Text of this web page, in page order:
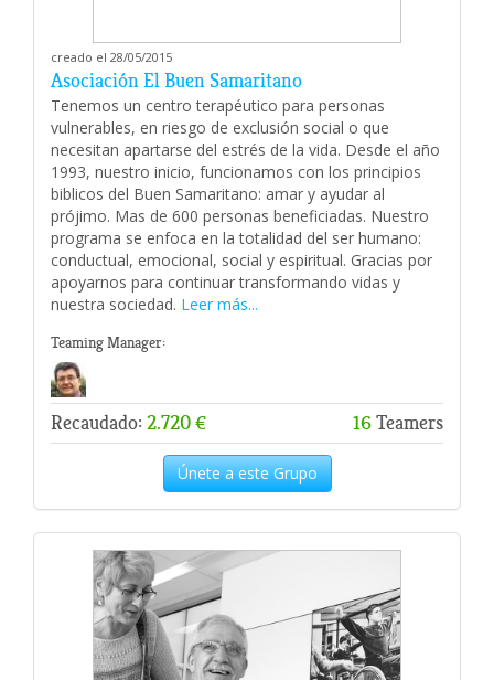
creado el 28/05/2015
Asociación El Buen Samaritano
Tenemos un centro terapéutico para personas
vulnerables, en riesgo de exclusión social o que
necesitan apartarse del estrés de la vida. Desde el año
1993, nuestro inicio, funcionamos con los principios
biblicos del Buen Samaritano: amar y ayudar al
prójimo. Mas de 600 personas beneficiadas. Nuestro
programa se enfoca en la totalidad del ser humano:
conductual, emocional, social y espiritual. Gracias por
apoyarnos para continuar transformando vidas y
nuestra sociedad. Leer más...
Teaming Manager:
Recaudado: 2.720 € 16Teamers
Únete a este Grupo